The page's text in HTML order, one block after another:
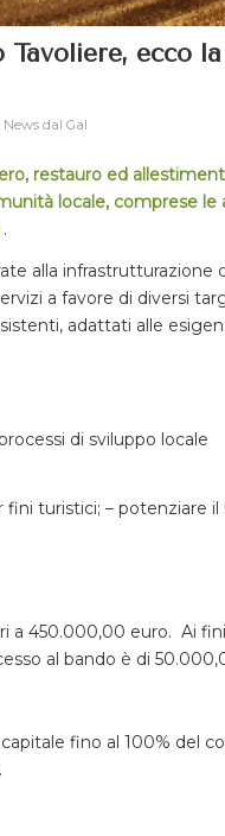
ecco
News dal Gal
restauro ed
locale, comprese
.
alla infrastrutturazione
a favore di diversi
adattati alle
di sviluppo locale
turistici; – potenziare
450.000,00 euro. Ai
al bando è di
fino al 100% del